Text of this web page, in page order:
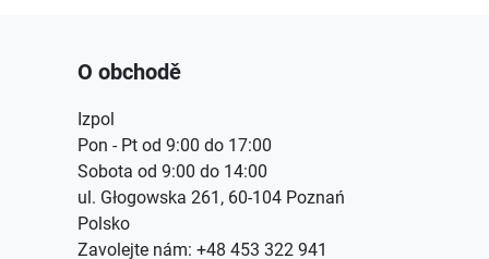
O obchodě
Izpol
Pon - Pt od 9:00 do 17:00
Sobota od 9:00 do 14:00
ul. Głogowska 261, 60-104 Poznań
Polsko
Zavolejte nám: +48 453 322 941